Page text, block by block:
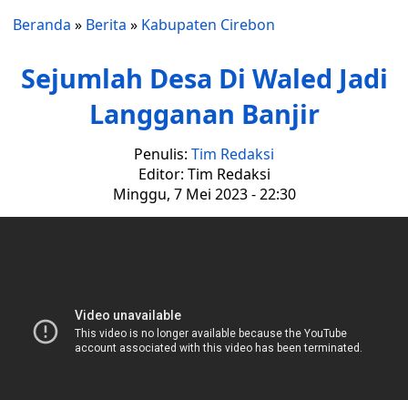
Beranda » Berita » Kabupaten Cirebon
Sejumlah Desa Di Waled Jadi
Langganan Banjir
Penulis: Tim Redaksi
Editor: Tim Redaksi
Minggu, 7 Mei 2023 - 22:30